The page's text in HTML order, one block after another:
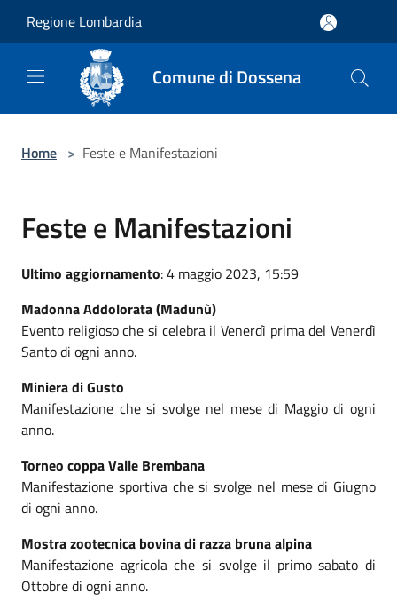
Regione Lombardia
Comune di Dossena
Home > Feste e Manifestazioni
Feste e Manifestazioni
Ultimo aggiornamento: 4 maggio 2023, 15:59
Madonna Addolorata (Madunù)
Evento religioso che si celebra il Venerdì prima del Venerdì
Santo di ogni anno.
Miniera di Gusto
Manifestazione che si svolge nel mese di Maggio di ogni
anno.
Torneo coppa Valle Brembana
Manifestazione sportiva che si svolge nel mese di Giugno
di ogni anno.
Mostra zootecnica bovina di razza bruna alpina
Manifestazione agricola che si svolge il primo sabato di
Ottobre di ogni anno.